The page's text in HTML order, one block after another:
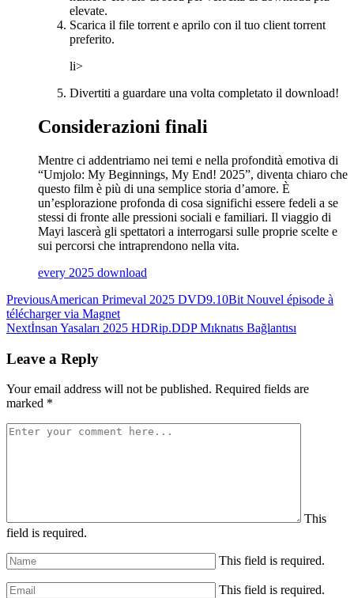
elevate.
Scarica il file torrent e aprilo con il tuo client torrent
preferito.
li>
Divertiti a guardare una volta completato il download!
Considerazioni finali
Mentre ci addentriamo nei temi e nella profondità emotiva di
“Umjolo: My Beginnings, My End! 2025”, diventa chiaro che
questo film è più di una semplice storia d’amore. È
un’esplorazione profonda di cosa significhi essere fedeli a se
stessi di fronte alle pressioni sociali e familiari. Il viaggio di
Mayi lascerà gli spettatori a interrogarsi sulle proprie scelte e
sui percorsi che intraprendono nella vita.
every 2025 download
Post
navigation
PreviousAmerican Primeval 2025 DVD9.10Bit Nouvel épisode à
télécharger via Magnet
Nextİnsan Yasaları 2025 HDRip.DDP Mıknatıs Bağlantısı
Leave a Reply
Your email address will not be published. Required fields are
marked *
This
field is required.
This field is required.
This field is required.